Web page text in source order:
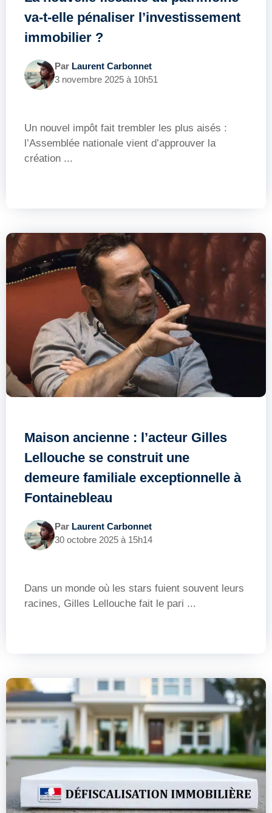
va-t-elle pénaliser l’investissement
immobilier ?
Par Laurent Carbonnet
3 novembre 2025 à 10h51
Un nouvel impôt fait trembler les plus aisés :
l’Assemblée nationale vient d’approuver la
création ...
Maison ancienne : l’acteur Gilles
Lellouche se construit une
demeure familiale exceptionnelle à
Fontainebleau
Par Laurent Carbonnet
30 octobre 2025 à 15h14
Dans un monde où les stars fuient souvent leurs
racines, Gilles Lellouche fait le pari ...